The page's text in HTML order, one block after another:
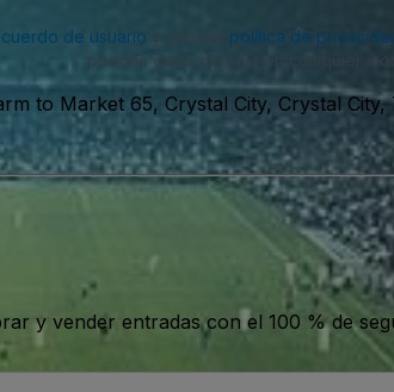
de usuario política de
puedes darte de baja en cualquier
to Market 65, Crystal City, Crystal City,
y vender entradas con el 100 % de